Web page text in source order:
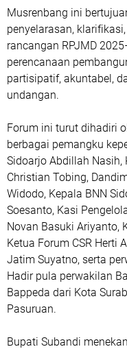
Musrenbang ini
penyelarasan,
rancangan RPJMD
perencanaan
partisipatif, akuntabel,
undangan.
Forum ini turut dihadiri
berbagai pemangku
Sidoarjo Abdillah Nasih,
Christian Tobing,
Widodo, Kepala BNN
Soesanto, Kasi
Novan Basuki Ariyanto,
Ketua Forum CSR Herti
Jatim Suyatno, serta
Hadir pula perwakilan
Bappeda dari Kota
Pasuruan.
Bupati Subandi